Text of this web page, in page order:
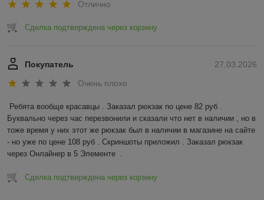
Отлично
Сделка подтверждена через корзину
27.03.2026
Покупатель
Очень плохо
Ребята вообще красавцы . Заказал рюкзак по цене 82 руб .
Буквально через час перезвонили и сказали что нет в наличии , но в
тоже время у них этот же рюкзак был в наличии в магазине на сайте
- но уже по цене 108 руб . Скриншоты приложил . Заказал рюкзак
через Онлайнер в 5 Элементе  .
Сделка подтверждена через корзину